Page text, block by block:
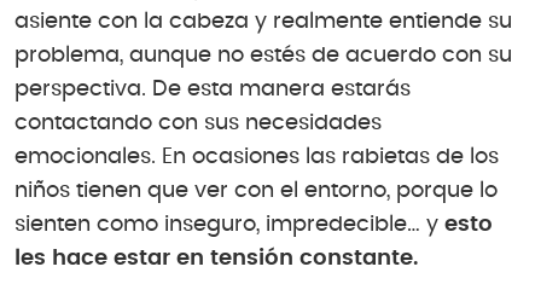
asiente con la cabeza y realmente entiende su
problema, aunque no estés de acuerdo con su
perspectiva. De esta manera estarás
contactando con sus necesidades
emocionales. En ocasiones las rabietas de los
niños tienen que ver con el entorno, porque lo
sienten como inseguro, impredecible… y esto
les hace estar en tensión constante.